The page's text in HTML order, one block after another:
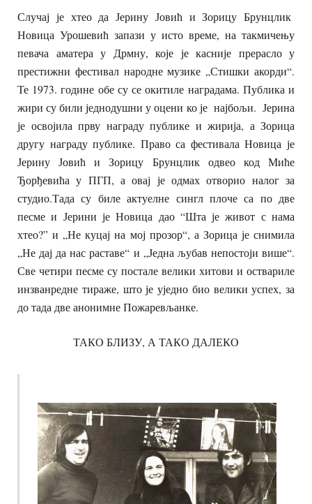
Случај је хтео да Јерину Јовић и Зорицу Брунцлик
Новица Урошевић запази у исто време, на такмичењу
певача аматера у Дрмну, које је касније прерасло у
престижни фестивал народне музике „Стишки акорди“.
Те 1973. године обе су се окитиле наградама. Публика и
жири су били једнодушни у оцени ко је најбољи. Јерина
је освојила прву награду публике и жирија, а Зорица
другу награду публике. Право са фестивала Новица је
Јерину Јовић и Зорицу Брунцлик одвео код Миће
Ђорђевића у ПГП, а овај је одмах отворио налог за
студио.Тада су биле актуелне сингл плоче са по две
песме и Јерини је Новица дао “Шта је живот с нама
хтео?” и „Не куцај на мој прозор“, а Зорица је снимила
„Не дај да нас раставе“ и „Једна љубав непостоји више“.
Све четири песме су постале велики хитови и оствариле
инзванредне тираже, што је уједно био велики успех, за
до тада две анонимне Пожаревљанке.
ТАКО БЛИЗУ, А ТАКО ДАЛЕКО